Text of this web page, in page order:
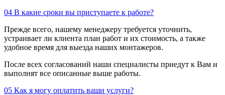
04 В какие сроки вы приступаете к работе?
Прежде всего, нашему менеджеру требуется уточнить,
устраивает ли клиента план работ и их стоимость, а также
удобное время для выезда наших монтажеров.
После всех согласований наши специалисты приедут к Вам и
выполнят все описанные выше работы.
05 Как я могу оплатить ваши услуги?